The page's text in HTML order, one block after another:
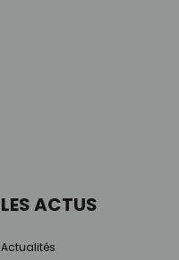
LES ACTUS
Actualités